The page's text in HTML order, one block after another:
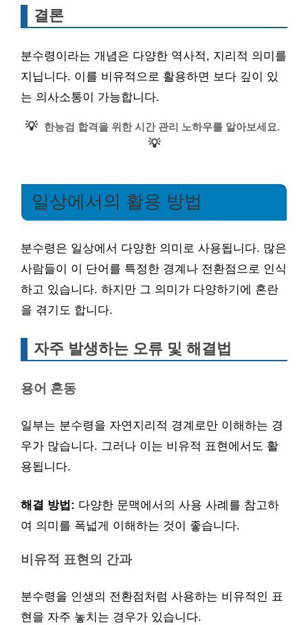
결론
분수령이라는 개념은 다양한 역사적, 지리적 의미를
지닙니다. 이를 비유적으로 활용하면 보다 깊이 있
는 의사소통이 가능합니다.
💡 한능검 합격을 위한 시간 관리 노하우를 알아보세요.
💡
일상에서의 활용 방법
분수령은 일상에서 다양한 의미로 사용됩니다. 많은
사람들이 이 단어를 특정한 경계나 전환점으로 인식
하고 있습니다. 하지만 그 의미가 다양하기에 혼란
을 겪기도 합니다.
자주 발생하는 오류 및 해결법
용어 혼동
일부는 분수령을 자연지리적 경계로만 이해하는 경
우가 많습니다. 그러나 이는 비유적 표현에서도 활
용됩니다.
해결 방법: 다양한 문맥에서의 사용 사례를 참고하
여 의미를 폭넓게 이해하는 것이 좋습니다.
비유적 표현의 간과
분수령을 인생의 전환점처럼 사용하는 비유적인 표
현을 자주 놓치는 경우가 있습니다.